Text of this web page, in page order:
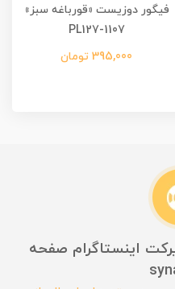
فیگور دوزیست «قورباغه سبز»
PL127-1107
395,000 تومان
اینستاگرام صفحه